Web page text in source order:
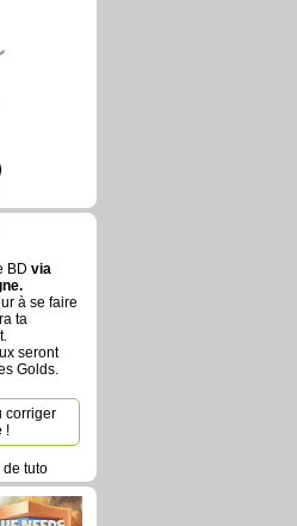
BD via
à se faire
ta
seront
Golds.
corriger
!
de tuto